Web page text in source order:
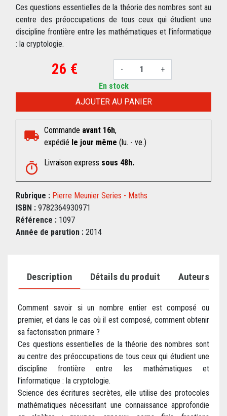
Ces questions essentielles de la théorie des nombres sont au
centre des préoccupations de tous ceux qui étudient une
discipline frontière entre les mathématiques et l'informatique
: la cryptologie.
26 € - +
AJOUTER AU PANIER
En stock
Commande avant 16h,
expédié le jour même (lu. - ve.)
Livraison express sous 48h.
Rubrique : Pierre Meunier Series - Maths
ISBN : 9782364930971
Référence : 1097
Année de parution : 2014
Description Détails du produit Auteurs
Comment savoir si un nombre entier est composé ou
premier, et dans le cas où il est composé, comment obtenir
sa factorisation primaire ?
Ces questions essentielles de la théorie des nombres sont
au centre des préoccupations de tous ceux qui étudient une
discipline frontière entre les mathématiques et
l'informatique : la cryptologie.
Science des écritures secrètes, elle utilise des protocoles
mathématiques nécessitant une connaissance approfondie